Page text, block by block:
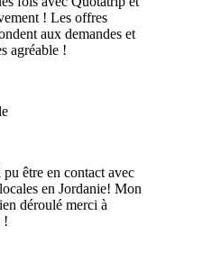
! Les offres
aux demandes et
agréable !
être en contact avec
en Jordanie! Mon
déroulé merci à
!